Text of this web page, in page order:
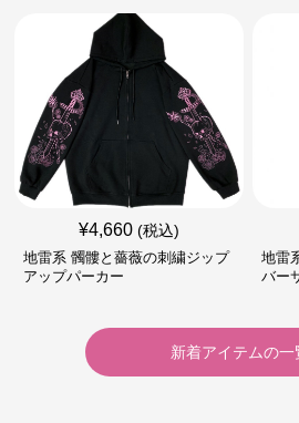
¥4,660 (税込)
地雷系 髑髏と薔薇の刺繍ジップ
アップパーカー
地雷
バー
新着アイテムの一